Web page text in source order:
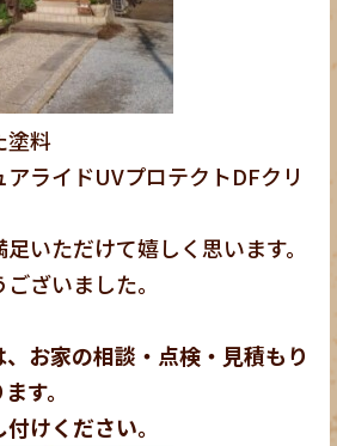
塗料
ライドUVプロテクトDFクリ
いただけて嬉しく思います。
ざいました。
お家の相談・点検・見積もり
す。
けください。